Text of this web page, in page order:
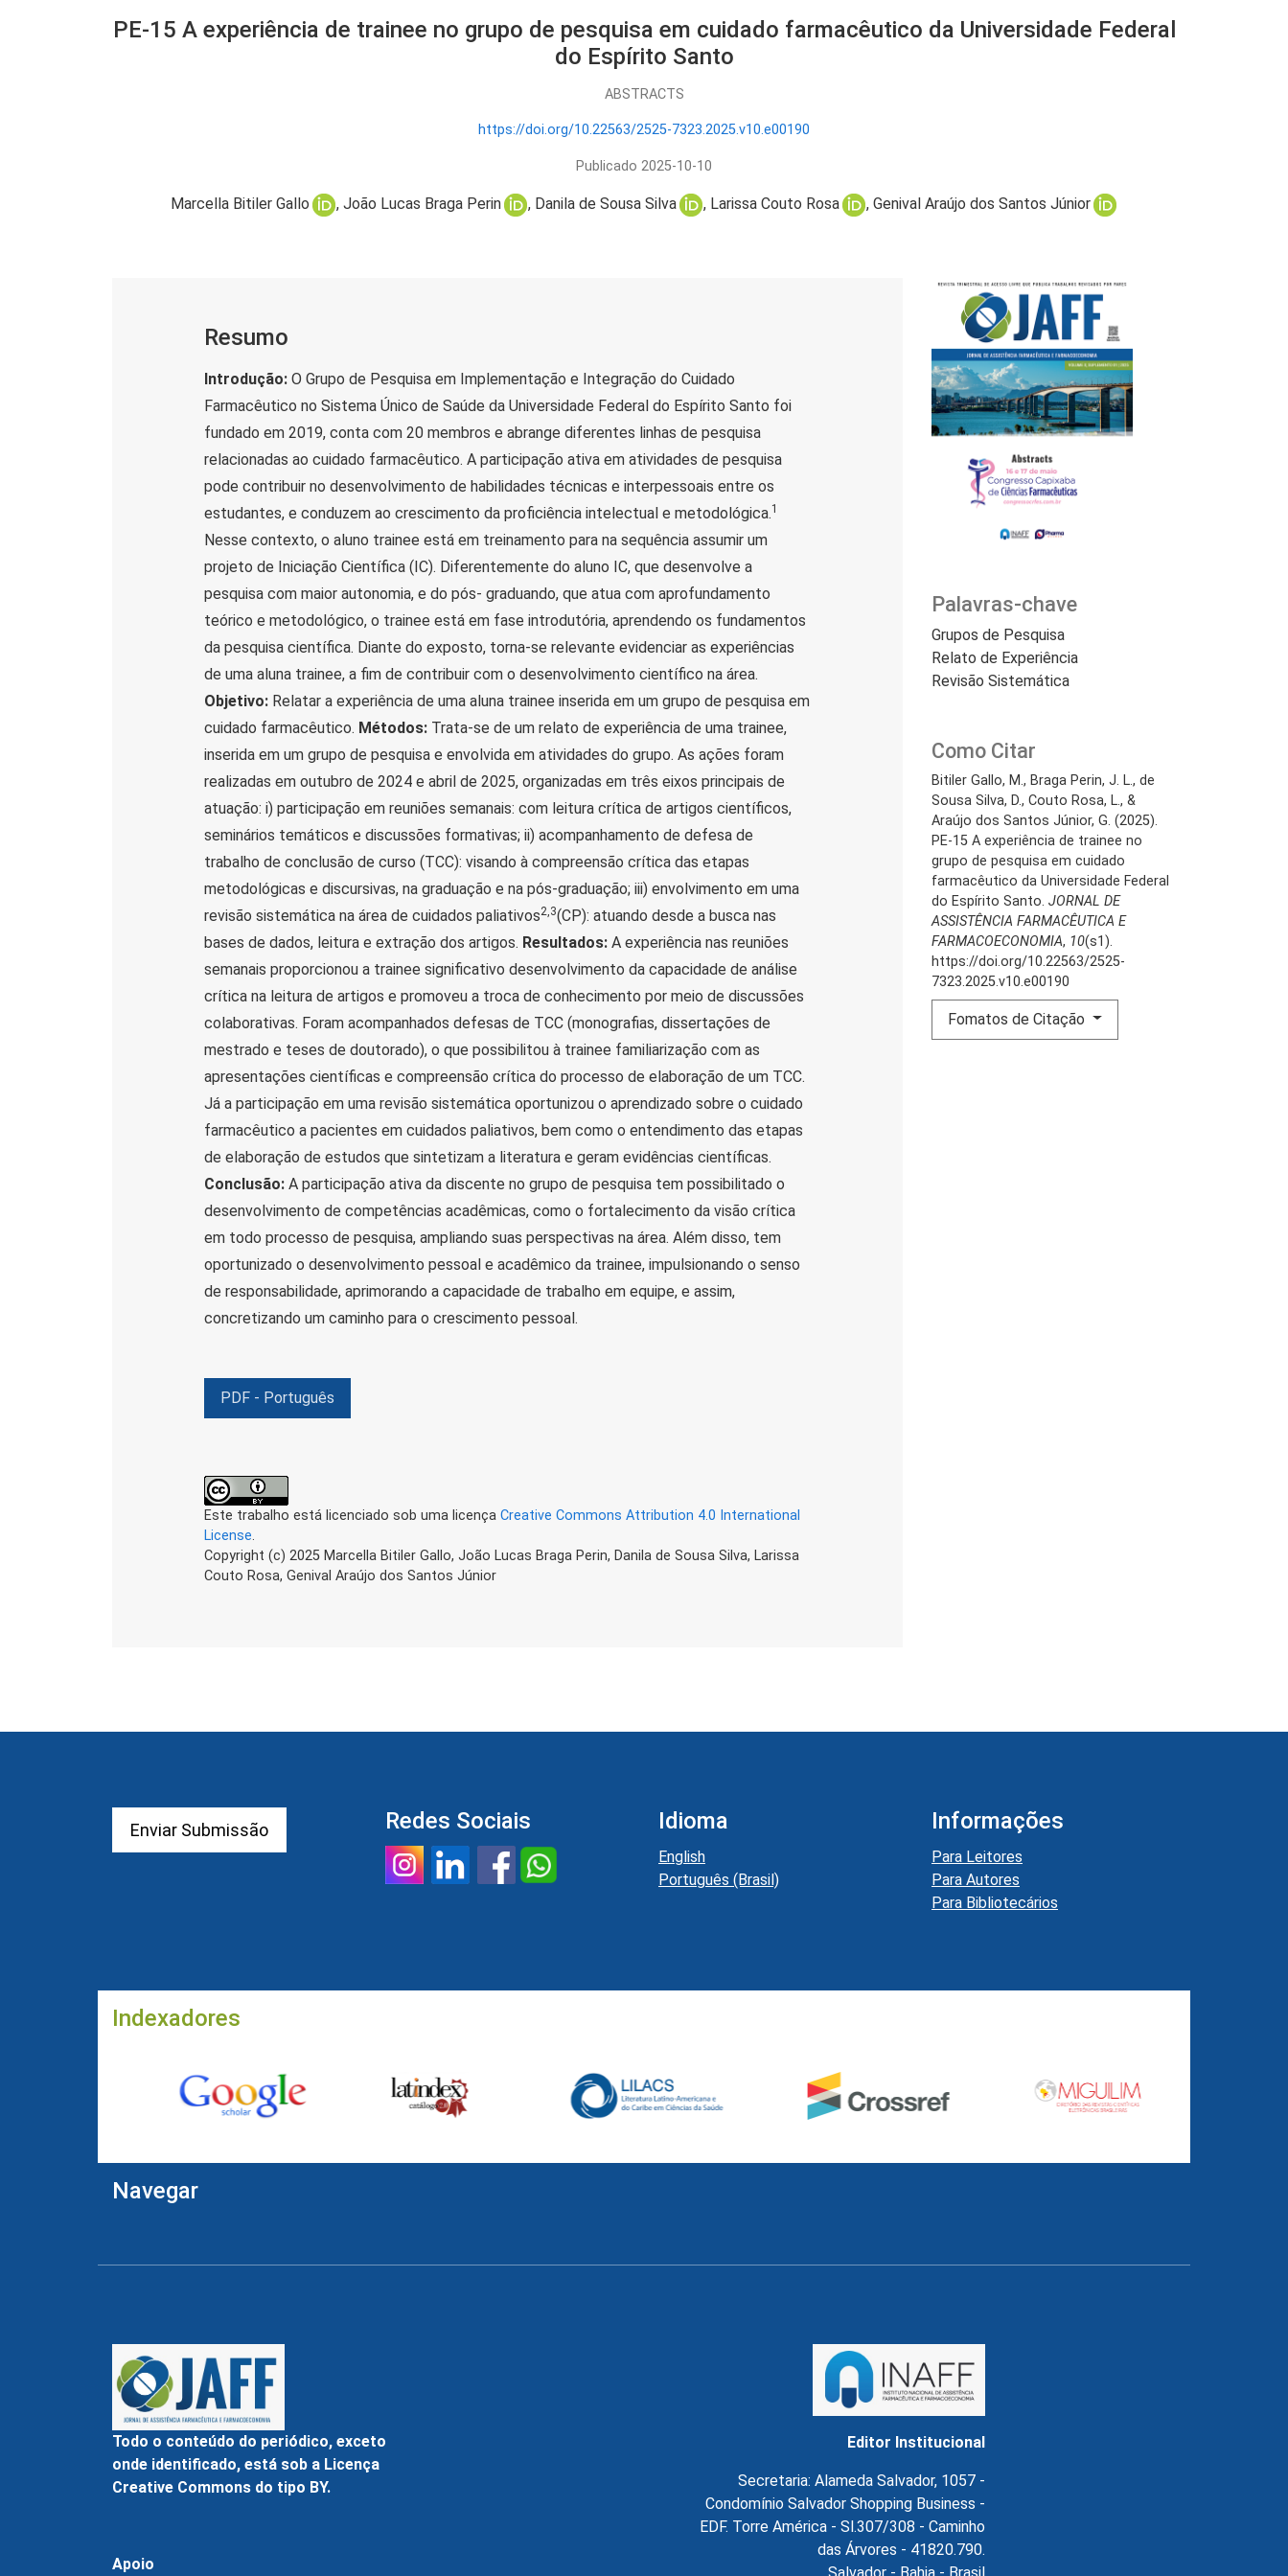
PE-15 A experiência de trainee no grupo de pesquisa em cuidado farmacêutico da Universidade Federal
do Espírito Santo
ABSTRACTS
https://doi.org/10.22563/2525-7323.2025.v10.e00190
Publicado 2025-10-10
Marcella Bitiler Gallo João Lucas Braga Perin Danila de Sousa Silva Larissa Couto Rosa Genival Araújo dos Santos Júnior
Palavras-chave
Grupos de Pesquisa
Relato de Experiência
Revisão Sistemática
Como Citar
Bitiler Gallo, M., Braga Perin, J. L., de
Sousa Silva, D., Couto Rosa, L., &
Araújo dos Santos Júnior, G. (2025).
PE-15 A experiência de trainee no
grupo de pesquisa em cuidado
farmacêutico da Universidade Federal
do Espírito Santo. JORNAL DE
ASSISTÊNCIA FARMACÊUTICA E
FARMACOECONOMIA, 10(s1).
https://doi.org/10.22563/2525-
7323.2025.v10.e00190
Fomatos de Citação
Resumo
Introdução: O Grupo de Pesquisa em Implementação e Integração do Cuidado
Farmacêutico no Sistema Único de Saúde da Universidade Federal do Espírito Santo foi
fundado em 2019, conta com 20 membros e abrange diferentes linhas de pesquisa
relacionadas ao cuidado farmacêutico. A participação ativa em atividades de pesquisa
pode contribuir no desenvolvimento de habilidades técnicas e interpessoais entre os
estudantes, e conduzem ao crescimento da proficiência intelectual e metodológica.1
Nesse contexto, o aluno trainee está em treinamento para na sequência assumir um
projeto de Iniciação Científica (IC). Diferentemente do aluno IC, que desenvolve a
pesquisa com maior autonomia, e do pós- graduando, que atua com aprofundamento
teórico e metodológico, o trainee está em fase introdutória, aprendendo os fundamentos
da pesquisa científica. Diante do exposto, torna-se relevante evidenciar as experiências
de uma aluna trainee, a fim de contribuir com o desenvolvimento científico na área.
Objetivo: Relatar a experiência de uma aluna trainee inserida em um grupo de pesquisa em
cuidado farmacêutico. Métodos: Trata-se de um relato de experiência de uma trainee,
inserida em um grupo de pesquisa e envolvida em atividades do grupo. As ações foram
realizadas em outubro de 2024 e abril de 2025, organizadas em três eixos principais de
atuação: i) participação em reuniões semanais: com leitura crítica de artigos científicos,
seminários temáticos e discussões formativas; ii) acompanhamento de defesa de
trabalho de conclusão de curso (TCC): visando à compreensão crítica das etapas
metodológicas e discursivas, na graduação e na pós-graduação; iii) envolvimento em uma
revisão sistemática na área de cuidados paliativos2,3(CP): atuando desde a busca nas
bases de dados, leitura e extração dos artigos. Resultados: A experiência nas reuniões
semanais proporcionou a trainee significativo desenvolvimento da capacidade de análise
crítica na leitura de artigos e promoveu a troca de conhecimento por meio de discussões
colaborativas. Foram acompanhados defesas de TCC (monografias, dissertações de
mestrado e teses de doutorado), o que possibilitou à trainee familiarização com as
apresentações científicas e compreensão crítica do processo de elaboração de um TCC.
Já a participação em uma revisão sistemática oportunizou o aprendizado sobre o cuidado
farmacêutico a pacientes em cuidados paliativos, bem como o entendimento das etapas
de elaboração de estudos que sintetizam a literatura e geram evidências científicas.
Conclusão: A participação ativa da discente no grupo de pesquisa tem possibilitado o
desenvolvimento de competências acadêmicas, como o fortalecimento da visão crítica
em todo processo de pesquisa, ampliando suas perspectivas na área. Além disso, tem
oportunizado o desenvolvimento pessoal e acadêmico da trainee, impulsionando o senso
de responsabilidade, aprimorando a capacidade de trabalho em equipe, e assim,
concretizando um caminho para o crescimento pessoal.
PDF - Português
Este trabalho está licenciado sob uma licença Creative Commons Attribution 4.0 International
License.
Copyright (c) 2025 Marcella Bitiler Gallo, João Lucas Braga Perin, Danila de Sousa Silva, Larissa
Couto Rosa, Genival Araújo dos Santos Júnior
Enviar Submissão Redes Sociais Idioma
English
Português (Brasil)
Informações
Para Leitores
Para Autores
Para Bibliotecários
Indexadores
Navegar
Todo o conteúdo do periódico, exceto
onde identificado, está sob a Licença
Creative Commons do tipo BY.
Apoio
Editor Institucional
Secretaria: Alameda Salvador, 1057 -
Condomínio Salvador Shopping Business -
EDF. Torre América - Sl.307/308 - Caminho
das Árvores - 41820.790.
Salvador - Bahia - Brasil